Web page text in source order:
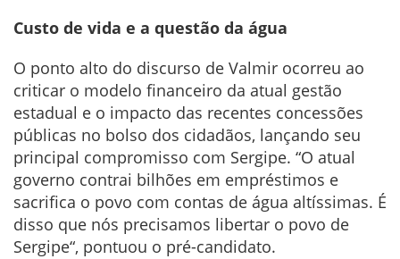
Custo de vida e a questão da água
O ponto alto do discurso de Valmir ocorreu ao
criticar o modelo financeiro da atual gestão
estadual e o impacto das recentes concessões
públicas no bolso dos cidadãos, lançando seu
principal compromisso com Sergipe. “O atual
governo contrai bilhões em empréstimos e
sacrifica o povo com contas de água altíssimas. É
disso que nós precisamos libertar o povo de
Sergipe“, pontuou o pré-candidato.